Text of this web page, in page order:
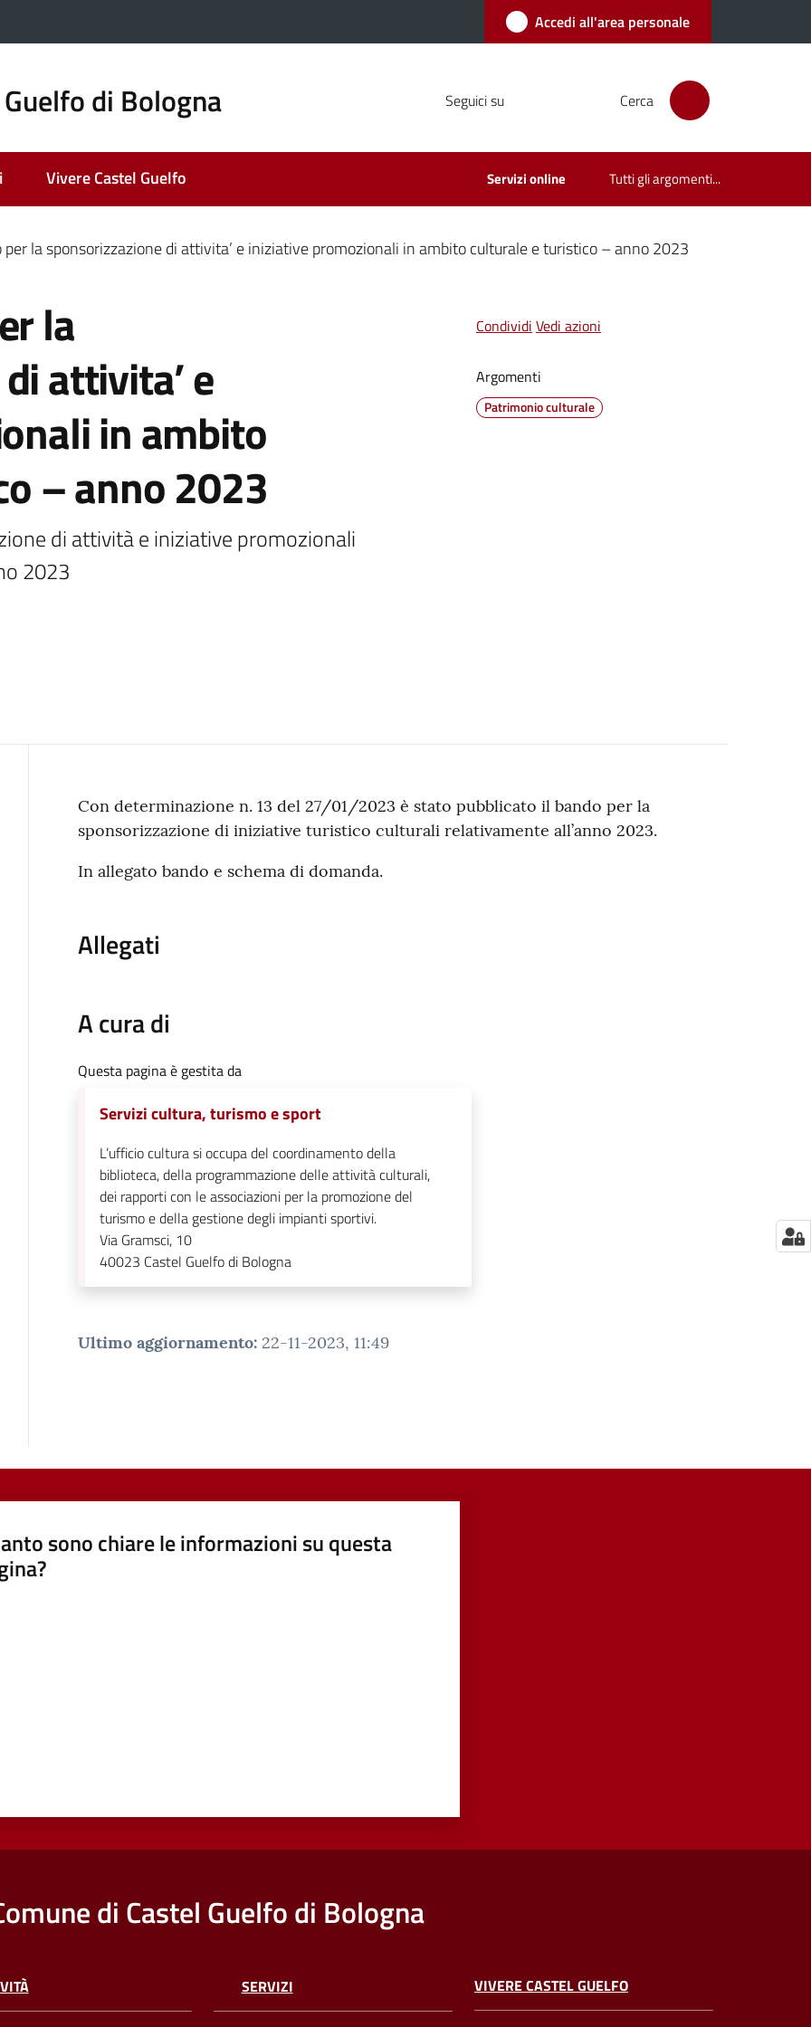
Accedi all'area personale
di Bologna Seguici su Cerca
Vivere Castel Guelfo Servizi online Tutti gli argomenti...
per la sponsorizzazione di attivita’ e iniziative promozionali in ambito culturale e turistico – anno 2023
la
attivita’ e
in ambito
– anno 2023
di attività e iniziative promozionali
2023
Condividi Vedi azioni
Argomenti
Patrimonio culturale
Contenuto
Con determinazione n. 13 del 27/01/2023 è stato pubblicato il bando per la
sponsorizzazione di iniziative turistico culturali relativamente all’anno 2023.
In allegato bando e schema di domanda.
Allegati
A cura di
Questa pagina è gestita da
Servizi cultura, turismo e sport
L’ufficio cultura si occupa del coordinamento della
biblioteca, della programmazione delle attività culturali,
dei rapporti con le associazioni per la promozione del
turismo e della gestione degli impianti sportivi.
Via Gramsci, 10
40023 Castel Guelfo di Bologna
Ultimo aggiornamento: 22-11-2023, 11:49
sono chiare le informazioni su questa
di Castel Guelfo di Bologna
SERVIZI VIVERE CASTEL GUELFO